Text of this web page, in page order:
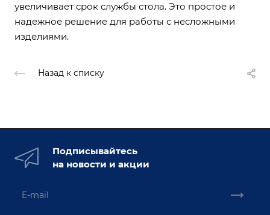
увеличивает срок службы стола. Это простое и
надежное решение для работы с несложными
изделиями.
Назад к списку
Подписывайтесь
на новости и акции